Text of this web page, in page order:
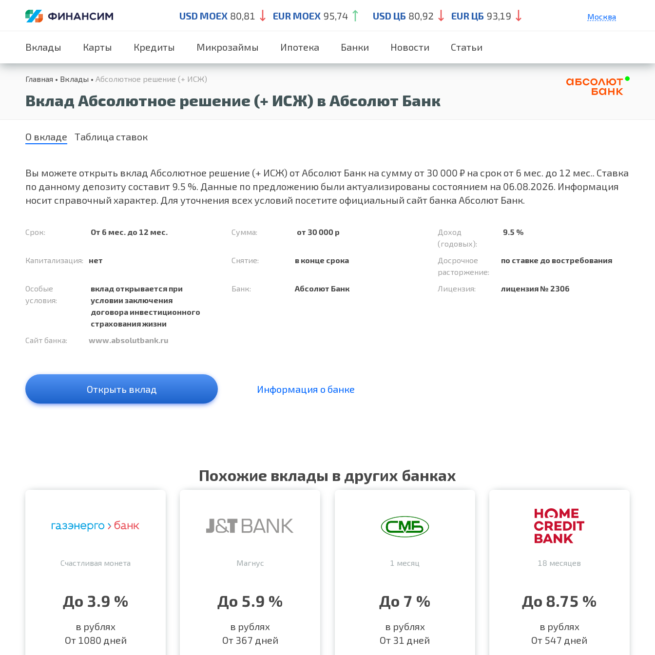
USD MOEX 80,81 EUR MOEX 95,74 USD ЦБ 80,92 EUR ЦБ 93,19 Москва
Краснодар
Нижний Новгород
Вклады Карты Кредиты Микрозаймы Ипотека Банки Новости Статьи
Главная Вклады Абсолютное решение (+ ИСЖ)
Вклад Абсолютное решение (+ ИСЖ) в Абсолют Банк
О вкладе Таблица ставок
Вы можете открыть вклад Абсолютное решение (+ ИСЖ) от Абсолют Банк на сумму от 30 000 ₽ на срок от 6 мес. до 12 мес.. Ставка
по данному депозиту составит 9.5 %. Данные по предложению были актуализированы состоянием на 06.08.2026. Информация
носит справочный характер. Для уточнения всех условий посетите официальный сайт банка Абсолют Банк.
Срок: От 6 мес. до 12 мес. Сумма: от 30 000 р
Доход
(годовых):
9.5 %
Капитализация: нет Снятие: в конце срока
Досрочное
расторжение:
по ставке до востребования
Особые
условия:
вклад открывается при
условии заключения
договора инвестиционного
страхования жизни
Банк: Абсолют Банк Лицензия: лицензия № 2306
Сайт банка: www.absolutbank.ru
Открыть вклад Информация о банке
Похожие вклады в других банках
Счастливая монета
До 3.9 %
в рублях
От 1080 дней
Магнус
До 5.9 %
в рублях
От 367 дней
1 месяц
До 7 %
в рублях
От 31 дней
18 месяцев
До 8.75 %
в рублях
От 547 дней